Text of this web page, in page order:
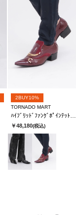
2BUY10%
TORNADO MART
ﾊｲﾌﾞﾘｯﾄﾞﾌｧﾝｸﾞﾎﾟｲﾝﾃｯﾄﾞｼｭｰｽﾞ
￥48,180(税込)